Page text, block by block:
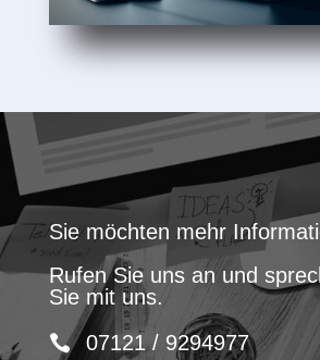
Sie möchten mehr
Rufen Sie uns an und
Sie mit uns.
07121 / 9294977